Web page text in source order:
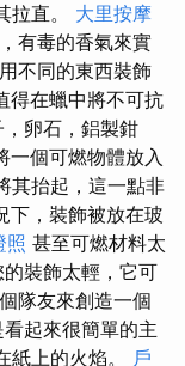
拉直。 大里按摩
有毒的香氣來實
不同的東西裝飾
得在蠟中將不可抗
，卵石，鋁製鉗
一個可燃物體放入
其抬起，這一點非
下，裝飾被放在玻
照 甚至可燃材料太
裝飾太輕，它可
隊友來創造一個
起來很簡單的主
紙上的火焰。 戶